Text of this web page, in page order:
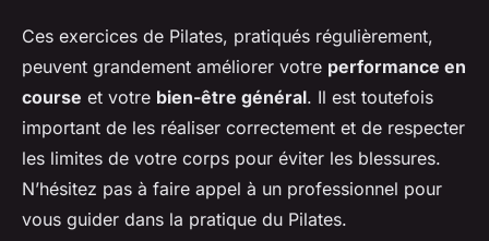
Ces exercices de Pilates, pratiqués régulièrement,
peuvent grandement améliorer votre performance en
course et votre bien-être général. Il est toutefois
important de les réaliser correctement et de respecter
les limites de votre corps pour éviter les blessures.
N’hésitez pas à faire appel à un professionnel pour
vous guider dans la pratique du Pilates.